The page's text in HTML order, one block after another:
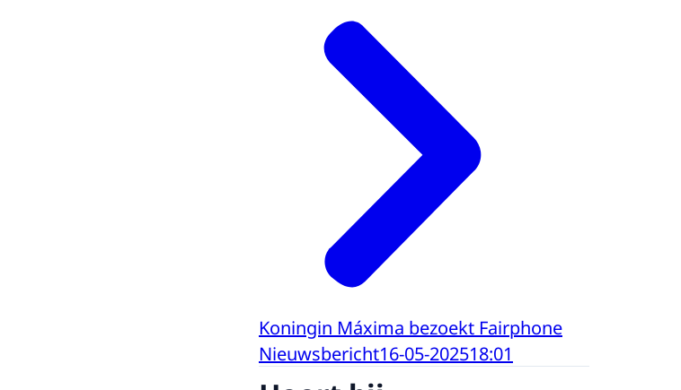
Koningin Máxima bezoekt Fairphone
Nieuwsbericht16-05-202518:01